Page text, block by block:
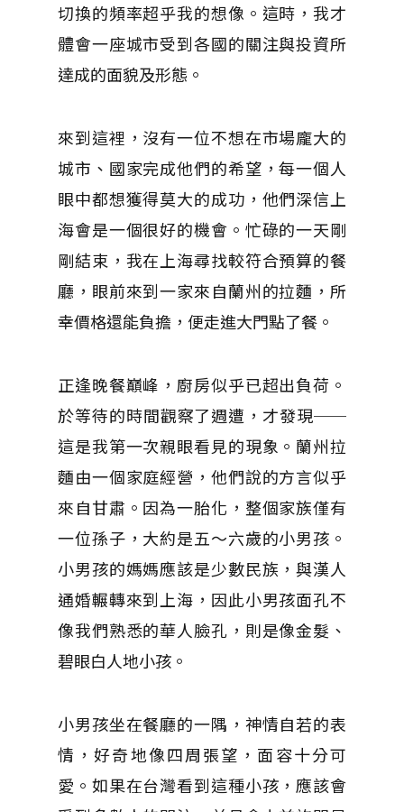
切換的頻率超乎我的想像。這時，我才
體會一座城市受到各國的關注與投資所
達成的面貌及形態。
來到這裡，沒有一位不想在市場龐大的
城市、國家完成他們的希望，每一個人
眼中都想獲得莫大的成功，他們深信上
海會是一個很好的機會。忙碌的一天剛
剛結束，我在上海尋找較符合預算的餐
廳，眼前來到一家來自蘭州的拉麵，所
幸價格還能負擔，便走進大門點了餐。
正逢晚餐巔峰，廚房似乎已超出負荷。
於等待的時間觀察了週遭，才發現──
這是我第一次親眼看見的現象。蘭州拉
麵由一個家庭經營，他們說的方言似乎
來自甘肅。因為一胎化，整個家族僅有
一位孫子，大約是五～六歲的小男孩。
小男孩的媽媽應該是少數民族，與漢人
通婚輾轉來到上海，因此小男孩面孔不
像我們熟悉的華人臉孔，則是像金髮、
碧眼白人地小孩。
小男孩坐在餐廳的一隅，神情自若的表
情，好奇地像四周張望，面容十分可
愛。如果在台灣看到這種小孩，應該會